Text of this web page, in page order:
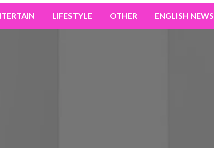
LIFESTYLE OTHER ENGLISH NEWS